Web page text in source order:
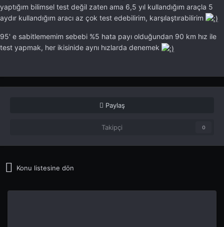
yaptığım bilimsel test değil zaten ama 6,5 yıl kullandığım araçla 5
aydır kullandığım aracı az çok test edebilirim, karşılaştırabilirim
95' e sabitlememim sebebi %5 hata payı olduğundan 90 km hız ile
test yapmak, her ikisinide aynı hızlarda denemek
Paylaş
Takipçi 0
Konu listesine dön